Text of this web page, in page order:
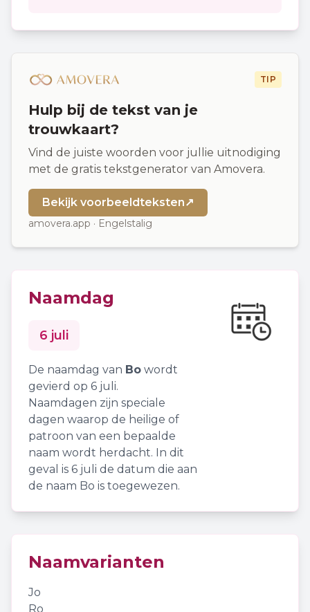
TIP
Hulp bij de tekst van je
trouwkaart?
Vind de juiste woorden voor jullie uitnodiging
met de gratis tekstgenerator van Amovera.
Bekijk voorbeeldteksten↗
amovera.app · Engelstalig
Naamdag
6 juli
De naamdag van Bo wordt
gevierd op 6 juli.
Naamdagen zijn speciale
dagen waarop de heilige of
patroon van een bepaalde
naam wordt herdacht. In dit
geval is 6 juli de datum die aan
de naam Bo is toegewezen.
Naamvarianten
Jo
Ro